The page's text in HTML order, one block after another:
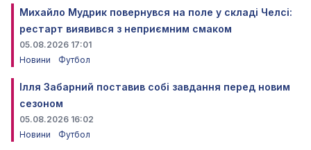
Михайло Мудрик повернувся на поле у складі Челсі:
рестарт виявився з неприємним смаком
05.08.2026 17:01
Новини
Футбол
Ілля Забарний поставив собі завдання перед новим
сезоном
05.08.2026 16:02
Новини
Футбол